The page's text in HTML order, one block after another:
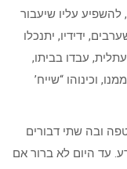
להשפיע עליו שיעבור
ידידיו, יתנכלו
עבדו בביתו,
וכינוהו “שייח’
ובה שתי דבורים
עד היום לא ברור אם